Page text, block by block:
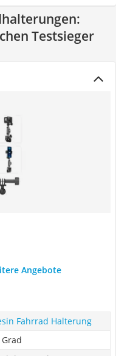
Testsieger
Angebote
Fahrrad Halterung